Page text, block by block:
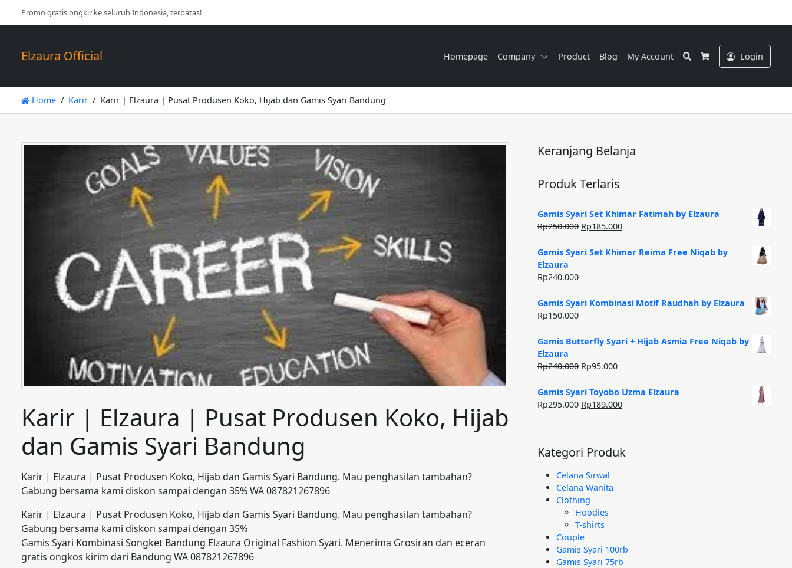
Promo gratis ongkir ke seluruh Indonesia, terbatas!
Elzaura Official Homepage Company Product Blog My Account
Search
Cart
Login
Home Karir Karir | Elzaura | Pusat Produsen Koko, Hijab dan Gamis Syari Bandung
Karir | Elzaura | Pusat Produsen Koko, Hijab
dan Gamis Syari Bandung
Karir | Elzaura | Pusat Produsen Koko, Hijab dan Gamis Syari Bandung. Mau penghasilan tambahan?
Gabung bersama kami diskon sampai dengan 35% WA 087821267896
Karir | Elzaura | Pusat Produsen Koko, Hijab dan Gamis Syari Bandung. Mau penghasilan tambahan?
Gabung bersama kami diskon sampai dengan 35%
Gamis Syari Kombinasi Songket Bandung Elzaura Original Fashion Syari. Menerima Grosiran dan eceran
gratis ongkos kirim dari Bandung WA 087821267896
Keranjang Belanja
Produk Terlaris
Gamis Syari Set Khimar Fatimah by Elzaura
Rp250.000 Harga
adalah:
Rp185.000Harga
ini
Gamis Syari Set Khimar Reima Free Niqab by
Elzaura
Rp240.000
Gamis Syari Kombinasi Motif Raudhah by Elzaura
Rp150.000
Gamis Butterfly Syari + Hijab Asmia Free Niqab by
Elzaura
Rp240.000 Harga
adalah:
Rp240.000.
Rp95.000Harga
ini
adalah:
Gamis Syari Toyobo Uzma Elzaura
Rp295.000 Harga
Rp189.000Harga
Rp189.000.
Kategori Produk
Celana Sirwal
Celana Wanita
Clothing
Hoodies
T-shirts
Couple
Gamis Syari 100rb
Gamis Syari 75rb